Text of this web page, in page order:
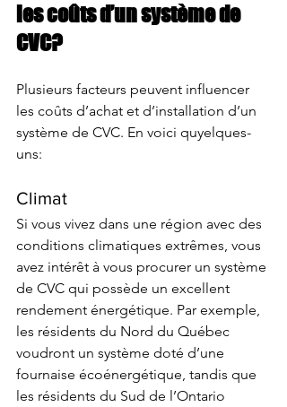
les coûts d’un système de
CVC?
Plusieurs facteurs peuvent influencer
les coûts d’achat et d’installation d’un
système de CVC. En voici quyelques-
uns:
Climat
Si vous vivez dans une région avec des
conditions climatiques extrêmes, vous
avez intérêt à vous procurer un système
de CVC qui possède un excellent
rendement énergétique. Par exemple,
les résidents du Nord du Québec
voudront un système doté d’une
fournaise écoénergétique, tandis que
les résidents du Sud de l’Ontario